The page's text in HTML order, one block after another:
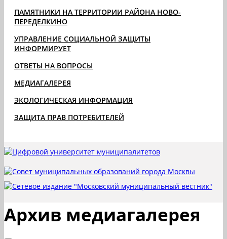
ПАМЯТНИКИ НА ТЕРРИТОРИИ РАЙОНА НОВО-
ПЕРЕДЕЛКИНО
УПРАВЛЕНИЕ СОЦИАЛЬНОЙ ЗАЩИТЫ
ИНФОРМИРУЕТ
ОТВЕТЫ НА ВОПРОСЫ
МЕДИАГАЛЕРЕЯ
ЭКОЛОГИЧЕСКАЯ ИНФОРМАЦИЯ
ЗАЩИТА ПРАВ ПОТРЕБИТЕЛЕЙ
Архив медиагалерея